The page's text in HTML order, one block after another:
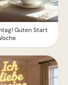
Guten Start